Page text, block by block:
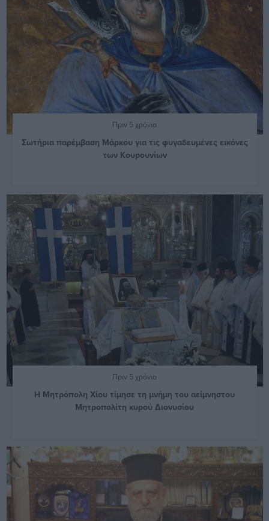
Πριν 5 χρόνια
Σωτήρια παρέμβαση Μάρκου για τις φυγαδευμένες εικόνες
των Κουρουνίων
Πριν 5 χρόνια
Η Μητρόπολη Χίου τίμησε τη μνήμη του αείμνηστου
Μητροπολίτη κυρού Διονυσίου